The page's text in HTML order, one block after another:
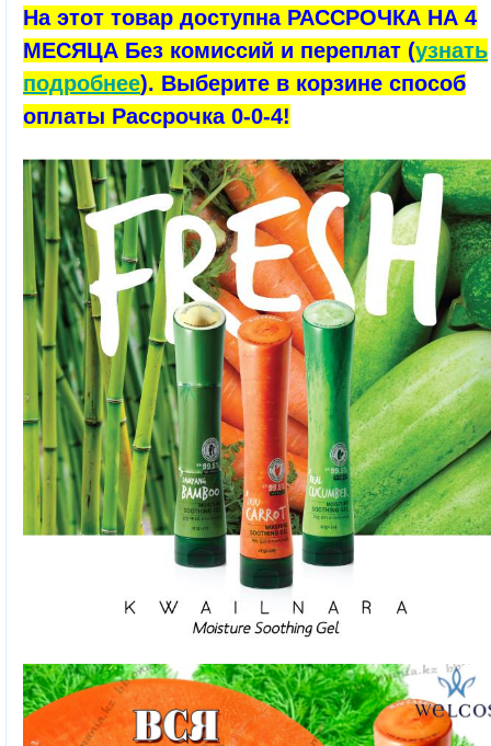
На этот товар доступна РАССРОЧКА НА 4
МЕСЯЦА Без комиссий и переплат (узнать
подробнее). Выберите в корзине способ
оплаты Рассрочка 0-0-4!